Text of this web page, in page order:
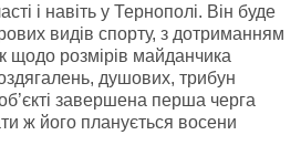
і навіть у Тернополі. Він буде
видів спорту, з дотриманням
щодо розмірів майданчика
душових, трибун
завершена перша черга
ж його планується восени